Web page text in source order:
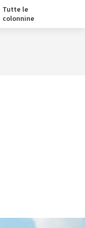
Tutte le
colonnine